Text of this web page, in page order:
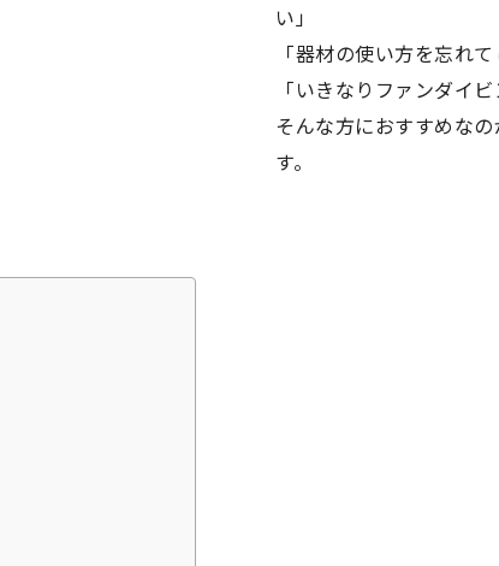
い」
「器材の使い方を忘れ
「いきなりファンダイ
そんな方におすすめな
す。